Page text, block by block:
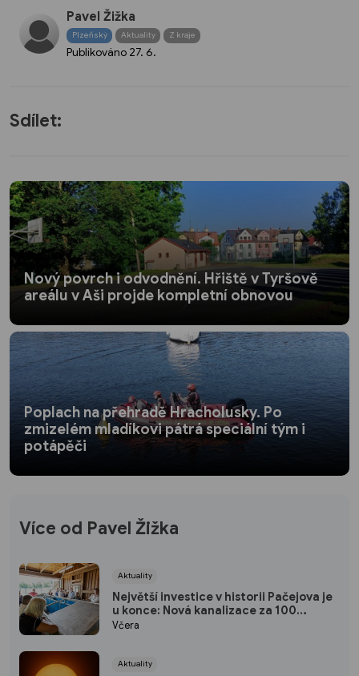
Pavel Žižka
Plzeňský Aktuality Z kraje
Publikováno 27. 6.
Sdílet:
Nový povrch i odvodnění. Hřiště v Tyršově
areálu v Aši projde kompletní obnovou
Poplach na přehradě Hracholusky. Po
zmizelém mladíkovi pátrá speciální tým i
potápěči
Více od Pavel Žižka
Aktuality
Největší investice v historii Pačejova je
u konce: Nová kanalizace za 100
milionů korun získala kolaudaci, obec
Včera
Aktuality